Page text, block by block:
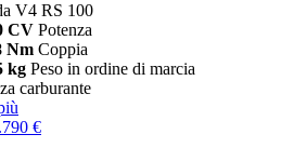
V4 RS 100
CV Potenza
Nm Coppia
kg Peso in ordine di marcia
carburante
€